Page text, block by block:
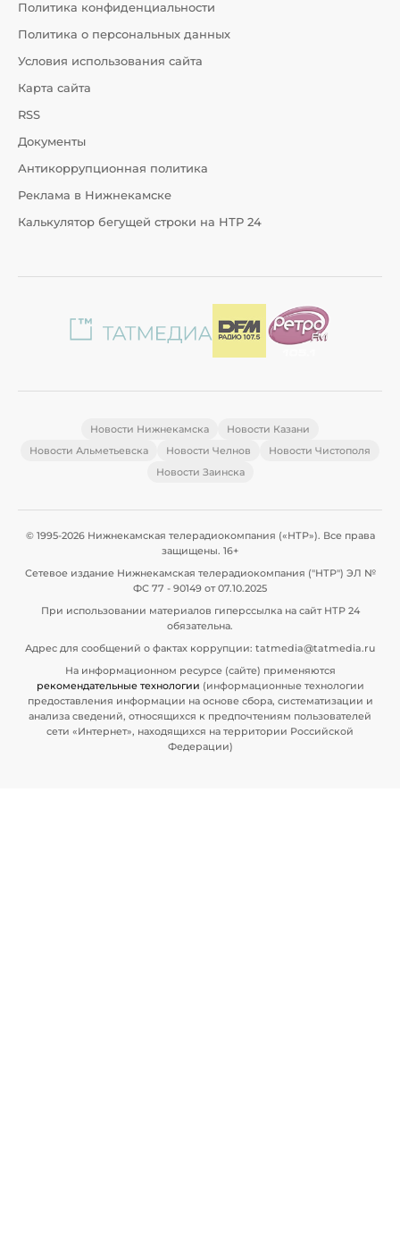
Политика конфиденциальности
Политика о персональных данных
Условия использования сайта
Карта сайта
RSS
Документы
Антикоррупционная политика
Реклама в Нижнекамске
Калькулятор бегущей строки на НТР 24
Новости Нижнекамска
Новости Казани
Новости Альметьевска
Новости Челнов
Новости Чистополя
Новости Заинска
© 1995-2026 Нижнекамская телерадиокомпания («НТР»). Все права
защищены. 16+
Сетевое издание Нижнекамская телерадиокомпания ("НТР") ЭЛ №
ФС 77 - 90149 от 07.10.2025
При использовании материалов гиперссылка на сайт НТР 24
обязательна.
Адрес для сообщений о фактах коррупции: tatmedia@tatmedia.ru
На информационном ресурсе (сайте) применяются
рекомендательные технологии (информационные технологии
предоставления информации на основе сбора, систематизации и
анализа сведений, относящихся к предпочтениям пользователей
сети «Интернет», находящихся на территории Российской
Федерации)